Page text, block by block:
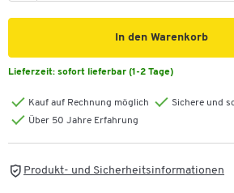
In den Warenkorb
Lieferzeit: sofort lieferbar (1-2 Tage)
Kauf auf Rechnung möglich
Sichere und
Über 50 Jahre Erfahrung
Produkt- und Sicherheitsinformationen